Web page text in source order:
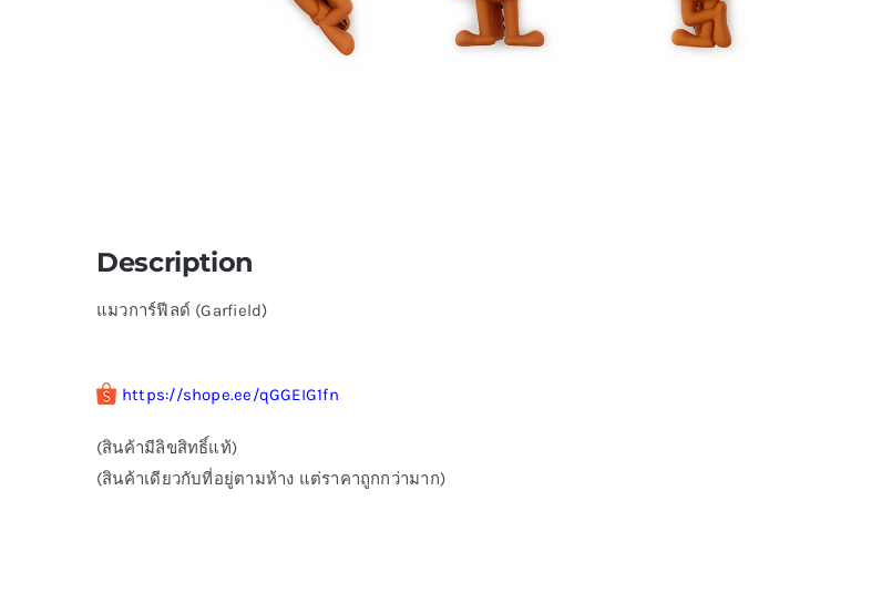
Description
แมวการ์ฟีลด์ (Garfield)
https://shope.ee/qGGEIG1fn
(สินค้ามีลิขสิทธิ์แท้)
(สินค้าเดียวกับที่อยู่ตามห้าง แต่ราคาถูกกว่ามาก)